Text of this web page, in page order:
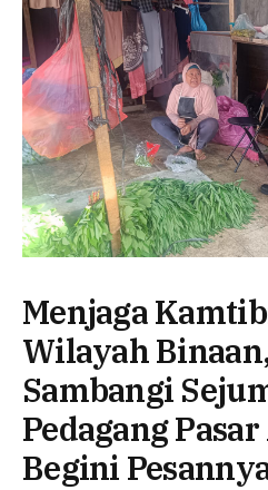
Menjaga
Wilayah
Sambangi
Pedagang
Begini